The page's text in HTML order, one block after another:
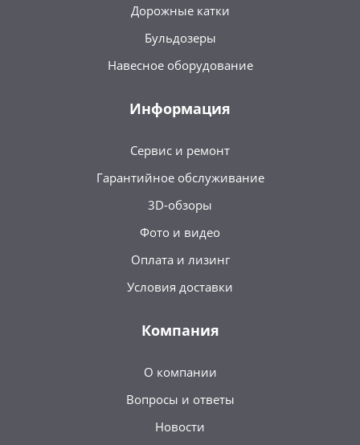
Дорожные катки
Бульдозеры
Навесное оборудование
Информация
Сервис и ремонт
Гарантийное обслуживание
3D-обзоры
Фото и видео
Оплата и лизинг
Условия доставки
Компания
О компании
Вопросы и ответы
Новости